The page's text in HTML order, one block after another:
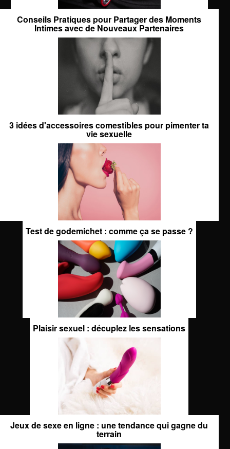
Conseils Pratiques pour Partager des Moments
Intimes avec de Nouveaux Partenaires
3 idées d'accessoires comestibles pour pimenter ta
vie sexuelle
Test de godemichet : comme ça se passe ?
Plaisir sexuel : décuplez les sensations
Jeux de sexe en ligne : une tendance qui gagne du
terrain